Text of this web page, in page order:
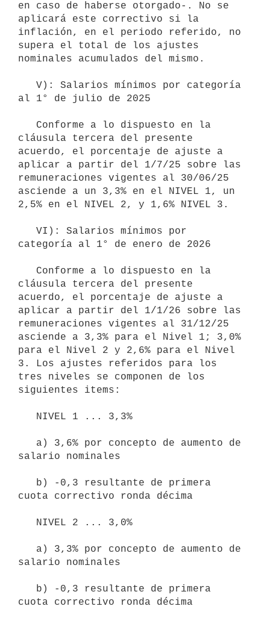
en caso de haberse otorgado-. No se
aplicará este correctivo si la
inflación, en el periodo referido, no
supera el total de los ajustes
nominales acumulados del mismo.
al 1° de julio de 2025
cláusula tercera del presente
acuerdo, el porcentaje de ajuste a
aplicar a partir del 1/7/25 sobre las
remuneraciones vigentes al 30/06/25
asciende a un 3,3% en el NIVEL 1, un
2,5% en el NIVEL 2, y 1,6% NIVEL 3.
categoría al 1° de enero de 2026
cláusula tercera del presente
acuerdo, el porcentaje de ajuste a
aplicar a partir del 1/1/26 sobre las
remuneraciones vigentes al 31/12/25
asciende a 3,3% para el Nivel 1; 3,0%
para el Nivel 2 y 2,6% para el Nivel
3. Los ajustes referidos para los
tres niveles se componen de los
siguientes items:
salario nominales
cuota correctivo ronda décima
salario nominales
cuota correctivo ronda décima